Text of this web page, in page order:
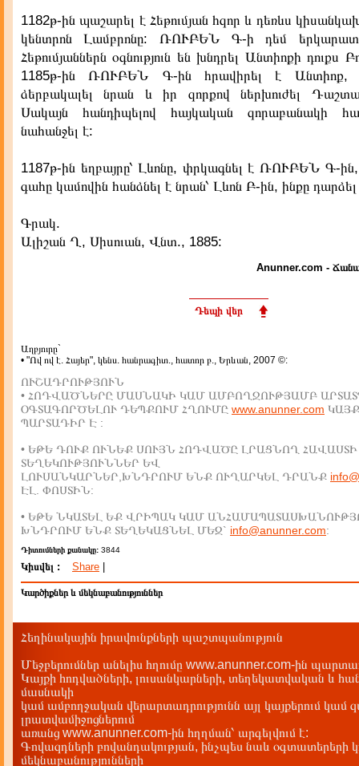
1182թ-ին պաշարել է Հեթումյան հզոր և դեռևս
կենտրոն Լամբրոնը: ՌՈՒԲԵՆ Գ-ի դեմ
Հեթումյաններն օգնություն են խնդրել Անտիոքի դուքս
1185թ-ին ՌՈՒԲԵՆ Գ-ին հրավիրել է Անտիոք,
ձերբակալել նրան և իր զորքով ներխուժել
Սակայն հանդիպելով հայկական զորաբանակի
նահանջել է:
1187թ-ին եղբայրը՝ Լևոնը, փրկագնել է ՌՈՒԲԵՆ Գ-ին,
գահը կամովին հանձնել է նրան՝ Լևոն Բ-ին, ինքը
Գրակ.
Ալիշան Ղ, Սիսուան, Վնտ., 1885:
Anunner.com -
Դեպի վեր
Աղբյուրը`
• "Ով ով է. Հայեր", կենս. հանրագիտ., հատոր բ., Երևան, 2007 ©:
ՈՒՇԱԴՐՈՒԹՅՈՒՆ
• ՀՈԴՎԱԾՆԵՐԸ ՄԱՍՆԱԿԻ ԿԱՄ ԱՄԲՈՂՋՈՒԹՅԱՄԲ
ՕԳՏԱԳՈՐԾԵԼՈՒ ԴԵՊՔՈՒՄ ՀՂՈՒՄԸ www.anunner.com
ՊԱՐՏԱԴԻՐ Է :
• ԵԹԵ ԴՈՒՔ ՈՒՆԵՔ ՍՈՒՅՆ ՀՈԴՎԱԾԸ ԼՐԱՑՆՈՂ ՀԱՎԱՍՏԻ
ՏԵՂԵԿՈՒԹՅՈՒՆՆԵՐ ԵՎ
ԼՈՒՍԱՆԿԱՐՆԵՐ,ԽՆԴՐՈՒՄ ԵՆՔ ՈՒՂԱՐԿԵԼ ԴՐԱՆՔ
ԷԼ. ՓՈՍՏԻՆ:
• ԵԹԵ ՆԿԱՏԵԼ ԵՔ ՎՐԻՊԱԿ ԿԱՄ
ԽՆԴՐՈՒՄ ԵՆՔ ՏԵՂԵԿԱՑՆԵԼ ՄԵԶ` info@anunner.com:
Դիտումների քանակը: 3844
Կիսվել : Share
Կարծիքներ և մեկնաբանություններ
Հեղինակային իրավունքների պաշտպանություն
Մեջբերումներ անելիս հղումը www.anunner.com-ին
Կայքի հոդվածների, լուսանկարների, տեղեկատվական և
մասնակի
կամ ամբողջական վերարտադրությունն այլ կայքերում կամ
լրատվամիջոցներում
առանց www.anunner.com-ին հղղման՝ արգելվում է:
Գովազդների բովանդակության, ինչպես նաև օգտատերերի
մեկնաբանությունների